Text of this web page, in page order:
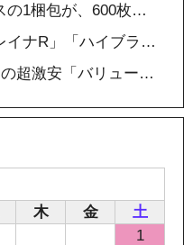
ネコポスの1梱包が、600枚まで対応可能になりました。
用紙「レイナR」「ハイブランカR」の扱い終了と、新しい用紙の追加のお知らせ。
170円～の超激安「バリュー用紙」を開始！
木 金
土
1